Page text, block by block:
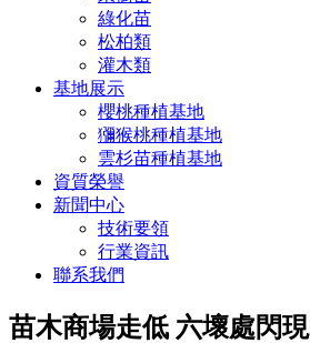
綠化苗
松柏類
灌木類
基地展示
櫻桃種植基地
獼猴桃種植基地
雲杉苗種植基地
資質榮譽
新聞中心
技術要領
行業資訊
聯系我們
苗木商場走低 六壞處閃現